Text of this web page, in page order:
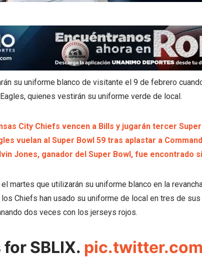
su uniforme blanco de visitante el 9 de febrero
quienes vestirán su uniforme verde de local.
City Chiefs vencen a Bills y jugarán tercer
vuelan al Super Bowl 59 tras aplastar a
Jones, ganador del Super Bowl, fue encontrado
martes que utilizarán su uniforme blanco en la
Chiefs han usado su uniforme de local en tres de
dos veces con los jerseys rojos.
SBLIX.